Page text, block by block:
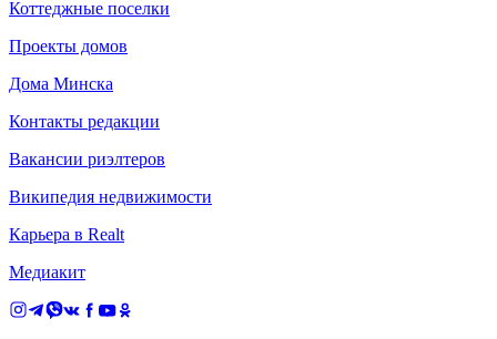
Коттеджные поселки
Проекты домов
Дома Минска
Контакты редакции
Вакансии риэлтеров
Википедия недвижимости
Карьера в Realt
Медиакит